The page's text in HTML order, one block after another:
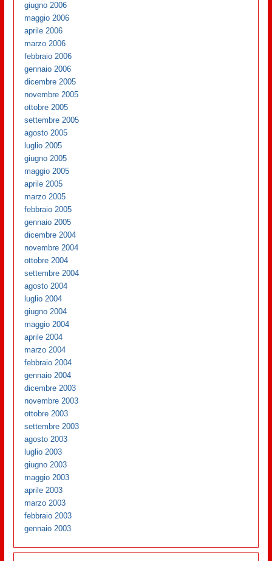
giugno 2006
maggio 2006
aprile 2006
marzo 2006
febbraio 2006
gennaio 2006
dicembre 2005
novembre 2005
ottobre 2005
settembre 2005
agosto 2005
luglio 2005
giugno 2005
maggio 2005
aprile 2005
marzo 2005
febbraio 2005
gennaio 2005
dicembre 2004
novembre 2004
ottobre 2004
settembre 2004
agosto 2004
luglio 2004
giugno 2004
maggio 2004
aprile 2004
marzo 2004
febbraio 2004
gennaio 2004
dicembre 2003
novembre 2003
ottobre 2003
settembre 2003
agosto 2003
luglio 2003
giugno 2003
maggio 2003
aprile 2003
marzo 2003
febbraio 2003
gennaio 2003